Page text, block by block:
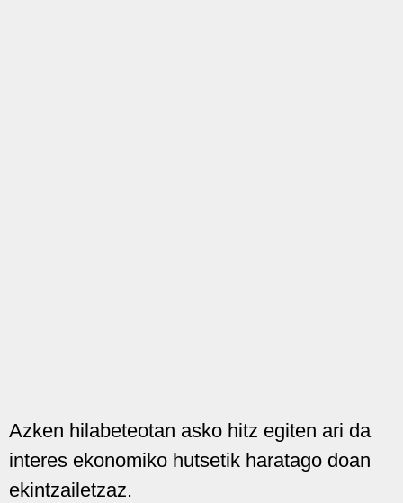
Azken hilabeteotan asko hitz egiten ari da
interes ekonomiko hutsetik haratago doan
ekintzailetzaz.